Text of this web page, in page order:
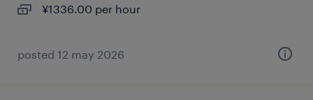
¥1336.00 per hour
posted 12 may 2026